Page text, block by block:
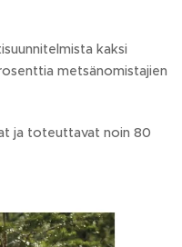
kaksi
metsänomistajien
ja toteuttavat noin 80